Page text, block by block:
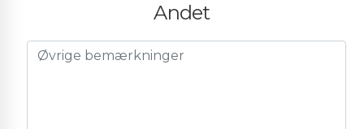
Andet